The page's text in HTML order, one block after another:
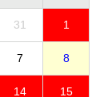
31 1
7 8
14 15